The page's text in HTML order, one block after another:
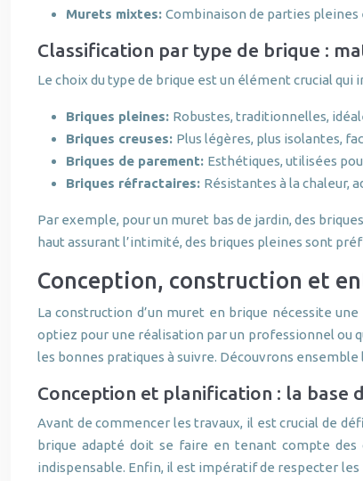
Murets mixtes: Combinaison de parties
Classification par type de brique :
Le choix du type de brique est un élément crucial qui
Briques pleines: Robustes, traditionnelles,
Briques creuses: Plus légères, plus isolantes,
Briques de parement: Esthétiques, utilisées
Briques réfractaires: Résistantes à la chaleur,
Par exemple, pour un muret bas de jardin, des
haut assurant l’intimité, des briques pleines sont
Conception, construction et
La construction d’un muret en brique nécessite
optiez pour une réalisation par un professionnel ou
les bonnes pratiques à suivre. Découvrons
Conception et planification : la base
Avant de commencer les travaux, il est crucial de
brique adapté doit se faire en tenant compte des
indispensable. Enfin, il est impératif de respecter